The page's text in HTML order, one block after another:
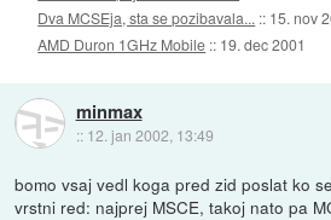
Dva MCSEja, sta se pozibavala... :: 15. nov
AMD Duron 1GHz Mobile :: 19. dec 2001
minmax
:: 12. jan 2002, 13:49
bomo vsaj vedl koga pred zid poslat ko
vrstni red: najprej MSCE, takoj nato pa